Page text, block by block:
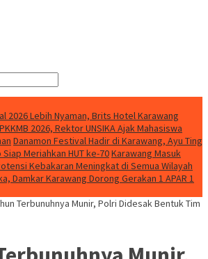
2026 Lebih Nyaman, Brits Hotel Karawang
2026, Rektor UNSIKA Ajak Mahasiswa
Danamon Festival Hadir di Karawang, Ayu Ting
Meriahkan HUT ke-70Karawang Masuk
Kebakaran Meningkat di Semua Wilayah
Damkar Karawang Dorong Gerakan 1 APAR 1
Terbunuhnya Munir, Polri Didesak Bentuk Tim